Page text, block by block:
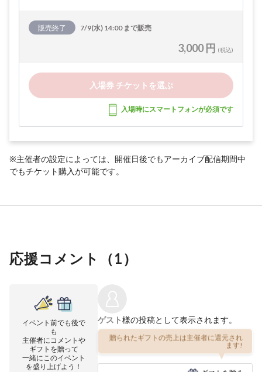
販売終了 7/9(水) 14:00 まで販売
3,000 円 (税込)
入場券 チケットを選ぶ
入場時にスマートフォンが必須です
※主催者の設定によっては、開催日後でもアーカイブ配信期間中
でもチケット購入が可能です。
応援コメント（1）
イベント前でも後で
も
主催者にコメントや
ギフトを贈って
一緒にこのイベント
を盛り上げよう！
ゲスト様の投稿として表示されます。
贈られたギフトの売上は主催者に還元され
ます!